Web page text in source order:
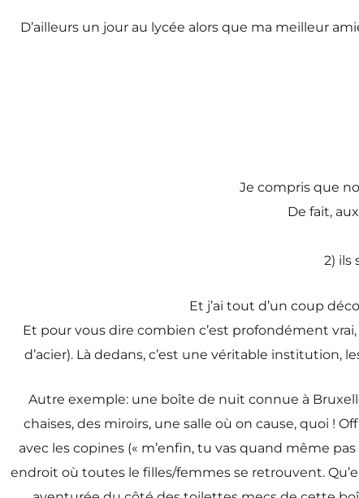
D’ailleurs un jour au lycée alors que ma meilleur
Je compris que
De fait,
2) ils
Et j’ai tout d’un coup
Et pour vous dire combien c’est profondément vrai,
d’acier). Là dedans, c’est une véritable
Autre exemple: une boîte de nuit connue à
chaises, des miroirs, une salle où on cause, quoi !
avec les copines (« m’enfin, tu vas quand même
endroit où toutes le filles/femmes se retrouvent.